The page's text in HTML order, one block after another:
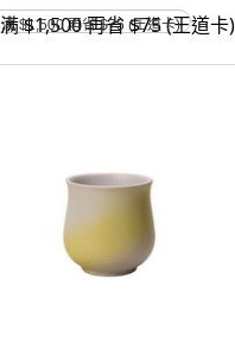
满 $1,500 再省 $75 (王道卡)